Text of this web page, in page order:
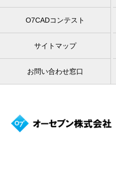
O7CADコンテスト
サイトマップ
お問い合わせ窓口